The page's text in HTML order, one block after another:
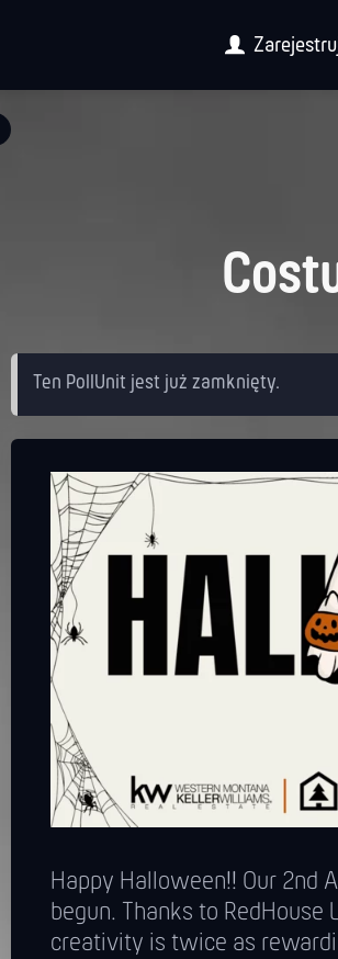
Ten PollUnit jest już zamknięty.
Happy Halloween!! Our 2nd
begun. Thanks to
creativity is twice as